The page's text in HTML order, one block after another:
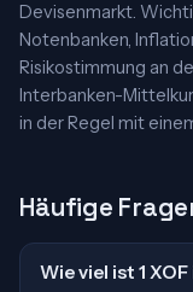
Devisenmarkt.
Notenbanken,
Risikostimmung an
Interbanken-
in der Regel mit
Häufige
Wie viel ist 1 XOF